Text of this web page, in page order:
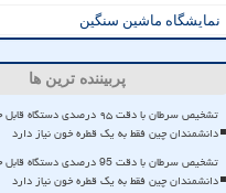
نمایشگاه ماشین سنگین
پربیننده ترین ها
تشخیص سرطان با دقت ۹۵ درصدی دستگاه
دانشمندان چین فقط به یک قطره خون نیاز دارد
تشخیص سرطان با دقت 95 درصدی دستگاه
دانشمندان چین فقط به یک قطره خون نیاز دارد